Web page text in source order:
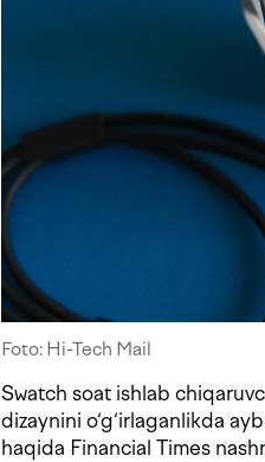
Foto: Hi-Tech Mail
Swatch soat ishlab
dizaynini o‘g‘irlaganlikda
haqida Financial Times